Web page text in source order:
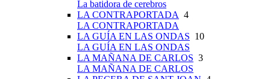
La batidora de cerebros
LA CONTRAPORTADA 4
LA CONTRAPORTADA
LA GUÍA EN LAS ONDAS 10
LA GUÍA EN LAS ONDAS
LA MAÑANA DE CARLOS 3
LA MAÑANA DE CARLOS